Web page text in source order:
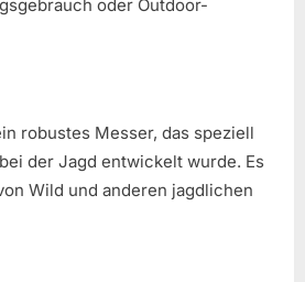
oder Outdoor-
robustes Messer, das speziell
der Jagd entwickelt wurde. Es
Wild und anderen jagdlichen